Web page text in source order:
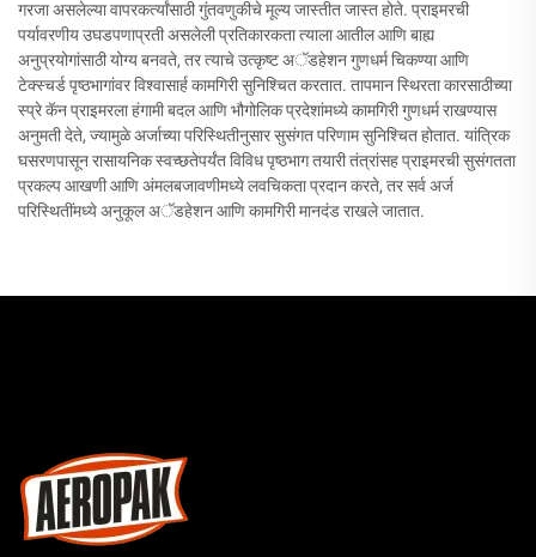
गरजा असलेल्या वापरकर्त्यांसाठी गुंतवणुकीचे मूल्य जास्तीत जास्त होते. प्राइमरची
पर्यावरणीय उघडपणाप्रती असलेली प्रतिकारकता त्याला आतील आणि बाह्य
अनुप्रयोगांसाठी योग्य बनवते, तर त्याचे उत्कृष्ट अॅडहेशन गुणधर्म चिकण्या आणि
टेक्स्चर्ड पृष्ठभागांवर विश्वासार्ह कामगिरी सुनिश्चित करतात. तापमान स्थिरता कारसाठीच्या
स्प्रे कॅन प्राइमरला हंगामी बदल आणि भौगोलिक प्रदेशांमध्ये कामगिरी गुणधर्म राखण्यास
अनुमती देते, ज्यामुळे अर्जाच्या परिस्थितीनुसार सुसंगत परिणाम सुनिश्चित होतात. यांत्रिक
घसरणपासून रासायनिक स्वच्छतेपर्यंत विविध पृष्ठभाग तयारी तंत्रांसह प्राइमरची सुसंगतता
प्रकल्प आखणी आणि अंमलबजावणीमध्ये लवचिकता प्रदान करते, तर सर्व अर्ज
परिस्थितींमध्ये अनुकूल अॅडहेशन आणि कामगिरी मानदंड राखले जातात.